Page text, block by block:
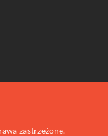
zastrzeżone.